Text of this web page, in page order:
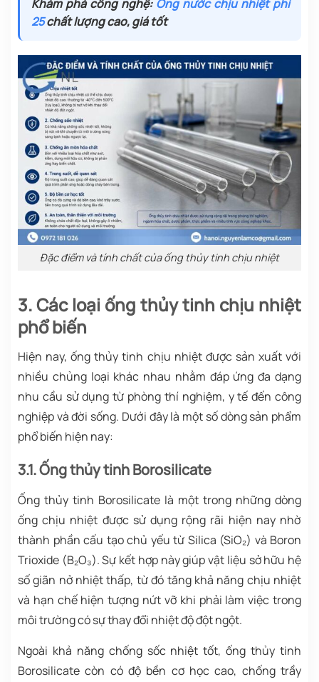
Khám phá công nghệ: Ống nước chịu nhiệt phi
25chất lượng cao, giá tốt
Đặc điểm và tính chất của ống thủy tinh chịu nhiệt
3. Các loại ống thủy tinh chịu nhiệt
phổ biến
Hiện nay, ống thủy tinh chịu nhiệt được sản xuất với
nhiều chủng loại khác nhau nhằm đáp ứng đa dạng
nhu cầu sử dụng từ phòng thí nghiệm, y tế đến công
nghiệp và đời sống. Dưới đây là một số dòng sản phẩm
phổ biến hiện nay:
3.1. Ống thủy tinh Borosilicate
Ống thủy tinh Borosilicate là một trong những dòng
ống chịu nhiệt được sử dụng rộng rãi hiện nay nhờ
thành phần cấu tạo chủ yếu từ Silica (SiO₂) và Boron
Trioxide (B₂O₃). Sự kết hợp này giúp vật liệu sở hữu hệ
số giãn nở nhiệt thấp, từ đó tăng khả năng chịu nhiệt
và hạn chế hiện tượng nứt vỡ khi phải làm việc trong
môi trường có sự thay đổi nhiệt độ đột ngột.
Ngoài khả năng chống sốc nhiệt tốt, ống thủy tinh
Borosilicate còn có độ bền cơ học cao, chống trầy